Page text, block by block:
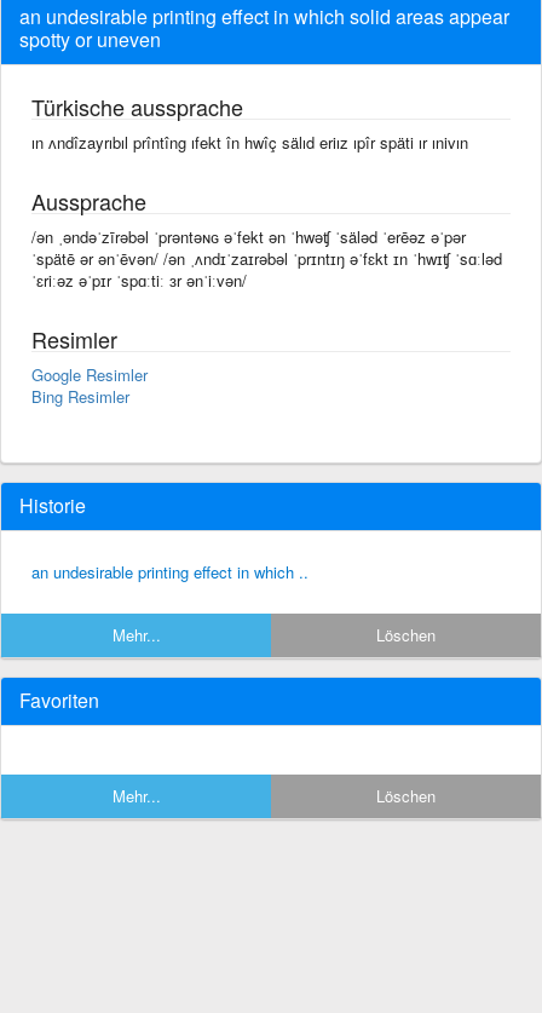
an undesirable printing effect in which solid areas appear
spotty or uneven
Türkische aussprache
ın ʌndîzayrıbıl prîntîng ıfekt în hwîç sälıd eriız ıpîr späti ır ınivın
Aussprache
/ən ˌəndəˈzīrəbəl ˈprəntəɴɢ əˈfekt ən ˈhwəʧ ˈsäləd ˈerēəz əˈpər
ˈspätē ər ənˈēvən/ /ən ˌʌndɪˈzaɪrəbəl ˈprɪntɪŋ əˈfɛkt ɪn ˈhwɪʧ ˈsɑːləd
ˈɛriːəz əˈpɪr ˈspɑːtiː ɜr ənˈiːvən/
Resimler
Google Resimler
Bing Resimler
Historie
an undesirable printing effect in which ..
Mehr... Löschen
Favoriten
Mehr... Löschen